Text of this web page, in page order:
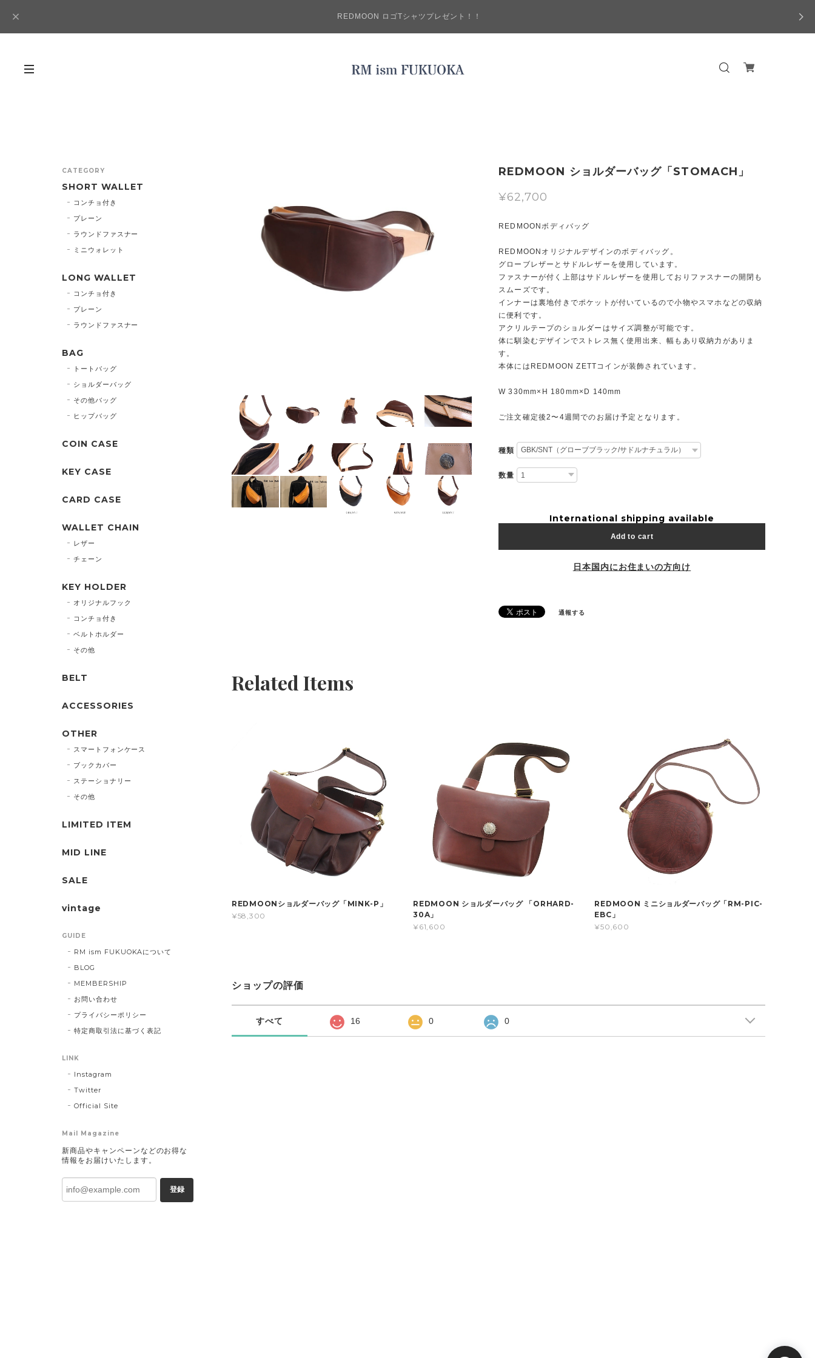
REDMOON ロゴTシャツプレゼント！！
REDMOON ショルダーバッグ「STOMACH」
¥62,700
REDMOONボディバッグ
REDMOONオリジナルデザインのボディバッグ。
グローブレザーとサドルレザーを使用しています。
ファスナーが付く上部はサドルレザーを使用しておりファスナーの開閉も
スムーズです。
インナーは裏地付きでポケットが付いているので小物やスマホなどの収納
に便利です。
アクリルテープのショルダーはサイズ調整が可能です。
体に馴染むデザインでストレス無く使用出来、幅もあり収納力がありま
す。
本体にはREDMOON ZETTコインが装飾されています。
W 330mm×H 180mm×D 140mm
ご注文確定後2〜4週間でのお届け予定となります。
種類
数量
International shipping available
Add to cart
日本国内にお住まいの方向け
通報する
Related Items
REDMOONショルダーバッグ「MINK-P」
¥58,300
REDMOON ショルダーバッグ 「ORHARD-
30A」
¥61,600
REDMOON ミニショルダーバッグ「RM-PIC-
EBC」
¥50,600
ショップの評価
すべて 16 0 0
CATEGORY
SHORT WALLET
コンチョ付き
プレーン
ラウンドファスナー
ミニウォレット
LONG WALLET
コンチョ付き
プレーン
ラウンドファスナー
BAG
トートバッグ
ショルダーバッグ
その他バッグ
ヒップバッグ
COIN CASE
KEY CASE
CARD CASE
WALLET CHAIN
レザー
チェーン
KEY HOLDER
オリジナルフック
コンチョ付き
ベルトホルダー
その他
BELT
ACCESSORIES
OTHER
スマートフォンケース
ブックカバー
ステーショナリー
その他
LIMITED ITEM
MID LINE
SALE
vintage
GUIDE
RM ism FUKUOKAについて
BLOG
MEMBERSHIP
お問い合わせ
プライバシーポリシー
特定商取引法に基づく表記
LINK
Instagram
Twitter
Official Site
Mail Magazine
新商品やキャンペーンなどのお得な
情報をお届けいたします。
登録